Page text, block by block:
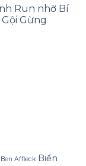
Run nhờ Bí
Gừng
Ben Affleck Biển